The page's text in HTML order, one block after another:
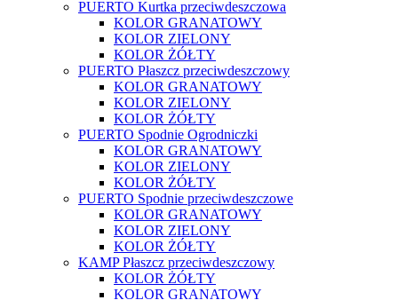
PUERTO Kurtka przeciwdeszczowa
KOLOR GRANATOWY
KOLOR ZIELONY
KOLOR ŻÓŁTY
PUERTO Płaszcz przeciwdeszczowy
KOLOR GRANATOWY
KOLOR ZIELONY
KOLOR ŻÓŁTY
PUERTO Spodnie Ogrodniczki
KOLOR GRANATOWY
KOLOR ZIELONY
KOLOR ŻÓŁTY
PUERTO Spodnie przeciwdeszczowe
KOLOR GRANATOWY
KOLOR ZIELONY
KOLOR ŻÓŁTY
KAMP Płaszcz przeciwdeszczowy
KOLOR ŻÓŁTY
KOLOR GRANATOWY